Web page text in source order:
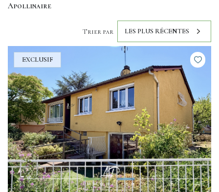
Apollinaire
Trier par LES PLUS RÉCENTES
EXCLUSIF